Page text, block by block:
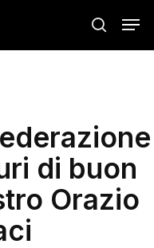
search
di buon
Orazio